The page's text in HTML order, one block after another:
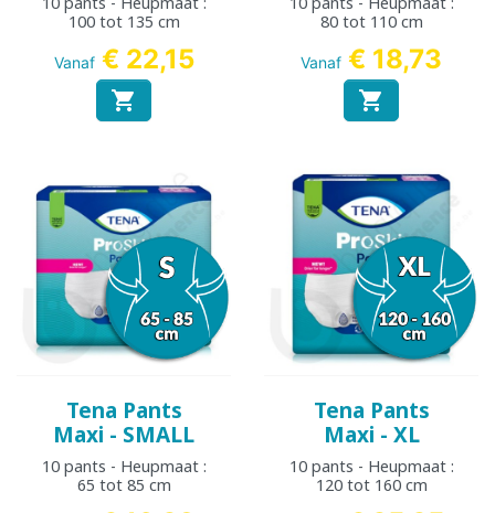
100 tot 135 cm
Vanaf € 22,15

80 tot 110 cm
Vanaf € 18,73

Tena Pants
Maxi - SMALL
10 pants - Heupmaat :
65 tot 85 cm
Tena Pants
Maxi - XL
10 pants - Heupmaat :
120 tot 160 cm